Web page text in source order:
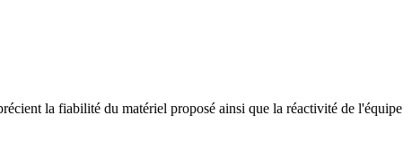
la fiabilité du matériel proposé ainsi que la réactivité de l'équipe